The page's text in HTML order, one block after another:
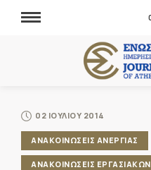
02 ΙΟΥΛΙΟΥ 2014
ΑΝΑΚΟΙΝΩΣΕΙΣ ΑΝΕΡΓΙΑΣ
ΑΝΑΚΟΙΝΩΣΕΙΣ ΕΡΓΑΣΙΑΚΩΝ